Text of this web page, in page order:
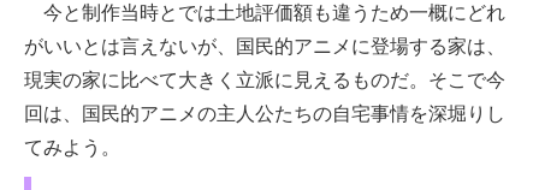
今と制作当時とでは土地評価額も違うため一概にどれ
がいいとは言えないが、国民的アニメに登場する家は、
現実の家に比べて大きく立派に見えるものだ。そこで今
回は、国民的アニメの主人公たちの自宅事情を深堀りし
てみよう。